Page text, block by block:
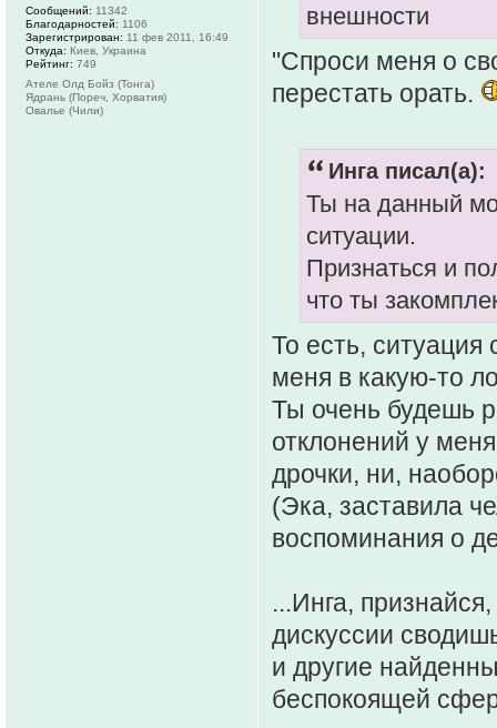
внешности
"Спроси меня о
перестать орать.
Инга писал(а):
Ты на данный
ситуации.
Признаться и
что ты
То есть,
меня в какую-то
Ты очень будешь
отклонений у
дрочки, ни,
(Эка, заставила
воспоминания о
...Инга,
дискуссии
и другие
беспокоящей
Сообщений: 11342
Благодарностей: 1106
Зарегистрирован: 11 фев 2011, 16:49
Откуда: Киев, Украина
Рейтинг: 749
Ателе Олд Бойз (Тонга)
Ядрань (Пореч, Хорватия)
Овалье (Чили)